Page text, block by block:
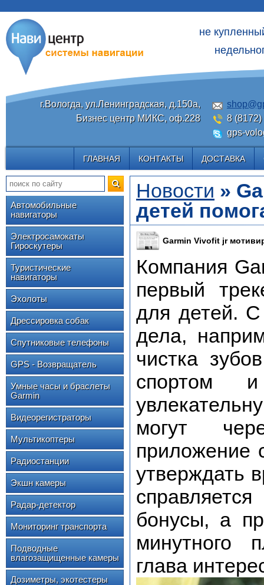
не
г.Вологда, ул.Ленинградская, д.150а,
Бизнес центр МИКС, оф.228
8 (8172)
gps-
ГЛАВНАЯ КОНТАКТЫ ДОСТАВКА
Автомобильные
навигаторы
Электросамокаты
Гироскутеры
Туристические
навигаторы
Эхолоты
Дрессировка собак
Спутниковые телефоны
GPS - Возвращатель
Умные часы и браслеты
Garmin
Видеорегистраторы
Мультикоптеры
Радиостанции
Экшн камеры
Радар-детектор
Мониторинг транспорта
Подводные
влагозащищенные камеры
Дозиметры, экотестеры
Новости »
детей
Garmin Vivofit jr
Компания
первый
для детей.
дела,
чистка
спортом
могут
приложение
утверждать
бонусы, а
минутного
глава